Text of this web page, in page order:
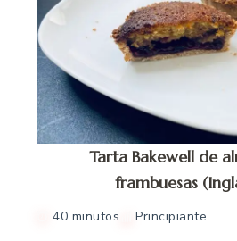
Tarta Bakewell de
frambuesas
40 minutos Principiante